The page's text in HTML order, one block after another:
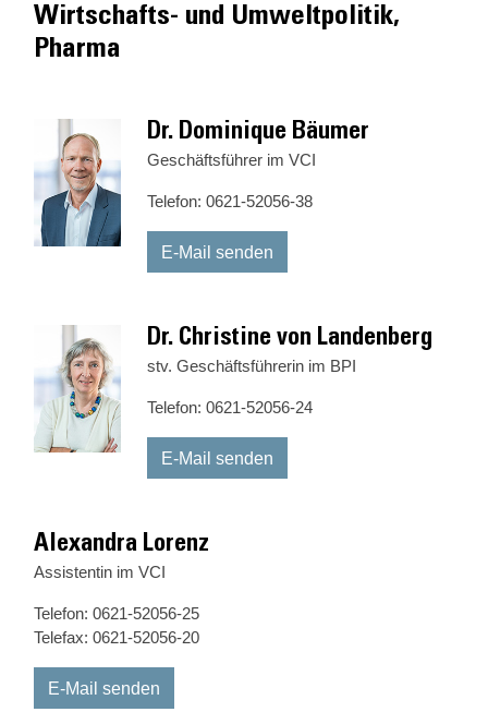
Wirtschafts- und Umweltpolitik,
Pharma
Dr. Dominique Bäumer
Geschäftsführer im VCI
Telefon: 0621-52056-38
E-Mail senden
Dr. Christine von Landenberg
stv. Geschäftsführerin im BPI
Telefon: 0621-52056-24
E-Mail senden
Alexandra Lorenz
Assistentin im VCI
Telefon: 0621-52056-25
Telefax: 0621-52056-20
E-Mail senden